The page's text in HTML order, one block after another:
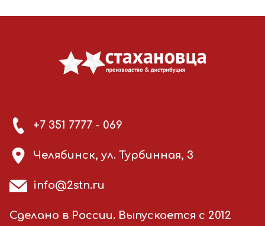
+7 351 7777 - 069
Челябинск, ул. Турбинная, 3
info@2stn.ru
Сделано в России. Выпускается с 2012